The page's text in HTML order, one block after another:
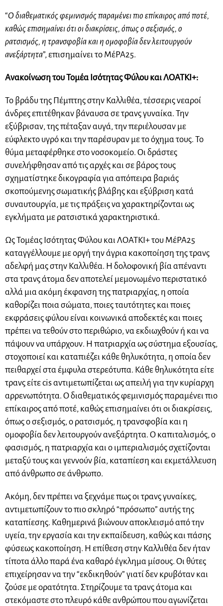
“Ο διαθεματικός φεμινισμός παραμένει πιο επίκαιρος από ποτέ,
καθώς επισημαίνει ότι οι διακρίσεις, όπως ο σεξισμός, ο
ρατσισμός, η τρανσφοβία και η ομοφοβία δεν λειτουργούν
ανεξάρτητα”, επισημαίνει το ΜέΡΑ25.
Ανακοίνωση του Τομέα Ισότητας Φύλου και ΛΟΑΤΚΙ+:
Το βράδυ της Πέμπτης στην Καλλιθέα, τέσσερις νεαροί
άνδρες επιτέθηκαν βάναυσα σε τρανς γυναίκα. Την
εξύβρισαν, της πέταξαν αυγά, την περιέλουσαν με
εύφλεκτο υγρό και την παρέσυραν με το όχημα τους. Το
θύμα μεταφέρθηκε στο νοσοκομείο. Οι δράστες
συνελήφθησαν από τις αρχές και σε βάρος τους
σχηματίστηκε δικογραφία για απόπειρα βαριάς
σκοπούμενης σωματικής βλάβης και εξύβριση κατά
συναυτουργία, με τις πράξεις να χαρακτηρίζονται ως
εγκλήματα με ρατσιστικά χαρακτηριστικά.
Ως Τομέας Ισότητας Φύλου και ΛΟΑΤΚΙ+ του ΜέΡΑ25
καταγγέλλουμε με οργή την άγρια κακοποίηση της τρανς
αδελφή μας στην Καλλιθέα. Η δολοφονική βία απέναντι
στα τρανς άτομα δεν αποτελεί μεμονωμένο περιστατικό
αλλά μια ακόμη έκφανση της πατριαρχίας, η οποία
καθορίζει ποια σώματα, ποιες ταυτότητες και ποιες
εκφράσεις φύλου είναι κοινωνικά αποδεκτές και ποιες
πρέπει να τεθούν στο περιθώριο, να εκδιωχθούν ή και να
πάψουν να υπάρχουν. Η πατριαρχία ως σύστημα εξουσίας,
στοχοποιεί και καταπιέζει κάθε θηλυκότητα, η οποία δεν
πειθαρχεί στα έμφυλα στερεότυπα. Κάθε θηλυκότητα είτε
τρανς είτε cis αντιμετωπίζεται ως απειλή για την κυρίαρχη
αρρενωπότητα. Ο διαθεματικός φεμινισμός παραμένει πιο
επίκαιρος από ποτέ, καθώς επισημαίνει ότι οι διακρίσεις,
όπως ο σεξισμός, ο ρατσισμός, η τρανσφοβία και η
ομοφοβία δεν λειτουργούν ανεξάρτητα. Ο καπιταλισμός, ο
φασισμός, η πατριαρχία και ο ιμπεριαλισμός σχετίζονται
μεταξύ τους και γεννούν βία, καταπίεση και εκμετάλλευση
από άνθρωπο σε άνθρωπο.
Ακόμη, δεν πρέπει να ξεχνάμε πως οι τρανς γυναίκες,
αντιμετωπίζουν το πιο σκληρό “πρόσωπο” αυτής της
καταπίεσης. Καθημερινά βιώνουν αποκλεισμό από την
υγεία, την εργασία και την εκπαίδευση, καθώς και πάσης
φύσεως κακοποίηση. Η επίθεση στην Καλλιθέα δεν ήταν
τίποτα άλλο παρά ένα καθαρό έγκλημα μίσους. Οι θύτες
επιχείρησαν να την “εκδικηθούν” γιατί δεν κρυβόταν και
ζούσε με ορατότητα. Στηρίζουμε τα τρανς άτομα και
στεκόμαστε στο πλευρό κάθε ανθρώπου που αγωνίζεται